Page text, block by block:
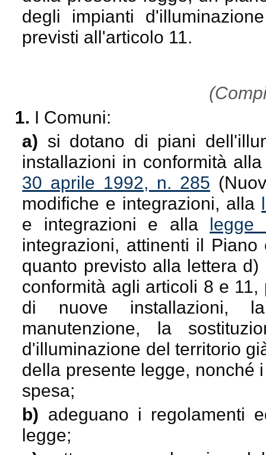
degli impianti
previsti all'articolo 11.
1. I Comuni:
a) si dotano di piani
installazioni in conformità
30 aprile 1992, n. 285
modifiche e integrazioni, alla
e integrazioni e alla legge
integrazioni, attinenti il
quanto previsto alla lettera
conformità agli articoli 8 e
di nuove installazioni,
manutenzione, la
d'illuminazione del territorio
della presente legge, nonché
spesa;
b) adeguano i regolamenti
legge;